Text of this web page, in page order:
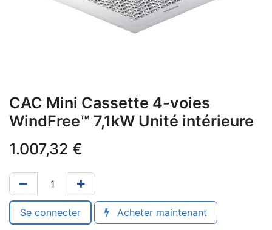
CAC Mini Cassette 4-voies
WindFree™ 7,1kW Unité intérieure
1.007,32 €
Se connecter Acheter maintenant